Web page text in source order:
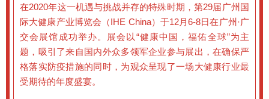
在2020年这一机遇与挑战并存的特殊时期，第29届广州国
际大健康产业博览会（IHE China）于12月6-8日在广州·广
交会展馆成功举办。展会以“健康中国，福佑全球”为主
题，吸引了来自国内外众多领军企业参与展出，在确保严
格落实防疫措施的同时，为观众呈现了一场大健康行业最
受期待的年度盛宴。